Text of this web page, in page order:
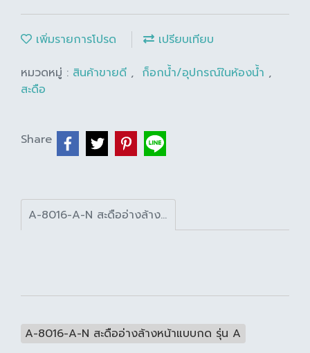
เพิ่มรายการโปรด
เปรียบเทียบ
หมวดหมู่ : สินค้าขายดี , ก็อกน้ำ/อุปกรณ์ในห้องน้ำ ,
สะดือ
Share
A-8016-A-N สะดืออ่างล้างหน้าแบบกด รุ่น A
A-8016-A-N สะดืออ่างล้างหน้าแบบกด รุ่น A